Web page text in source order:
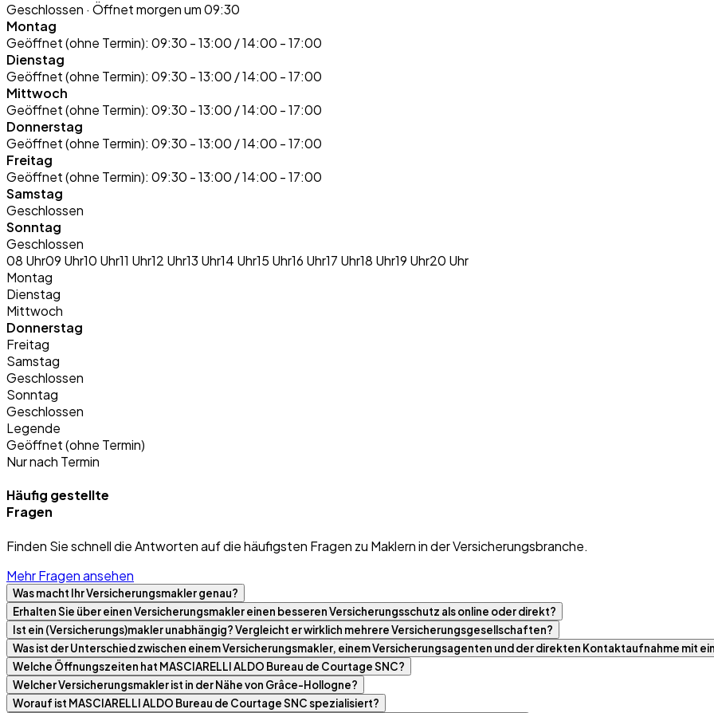
Geschlossen · Öffnet morgen um 09:30
Montag
Geöffnet (ohne Termin): 09:30 - 13:00 / 14:00 - 17:00
Dienstag
Geöffnet (ohne Termin): 09:30 - 13:00 / 14:00 - 17:00
Mittwoch
Geöffnet (ohne Termin): 09:30 - 13:00 / 14:00 - 17:00
Donnerstag
Geöffnet (ohne Termin): 09:30 - 13:00 / 14:00 - 17:00
Freitag
Geöffnet (ohne Termin): 09:30 - 13:00 / 14:00 - 17:00
Samstag
Geschlossen
Sonntag
Geschlossen
08 Uhr09 Uhr10 Uhr11 Uhr12 Uhr13 Uhr14 Uhr15 Uhr16 Uhr17 Uhr18 Uhr19 Uhr20 Uhr
Montag
Dienstag
Mittwoch
Donnerstag
Freitag
Samstag
Geschlossen
Sonntag
Geschlossen
Legende
Geöffnet (ohne Termin)
Nur nach Termin
Häufig gestellte
Fragen
Finden Sie schnell die Antworten auf die häufigsten Fragen zu Maklern in der Versicherungsbranche.
Mehr Fragen ansehen
Was macht Ihr Versicherungsmakler genau?
Erhalten Sie über einen Versicherungsmakler einen besseren Versicherungsschutz als online oder direkt?
Ist ein (Versicherungs)makler unabhängig? Vergleicht er wirklich mehrere Versicherungsgesellschaften?
Was ist der Unterschied zwischen einem Versicherungsmakler, einem Versicherungsagenten und der direkten Kontaktaufnahme mit
Welche Öffnungszeiten hat MASCIARELLI ALDO Bureau de Courtage SNC?
Welcher Versicherungsmakler ist in der Nähe von Grâce-Hollogne?
Worauf ist MASCIARELLI ALDO Bureau de Courtage SNC spezialisiert?